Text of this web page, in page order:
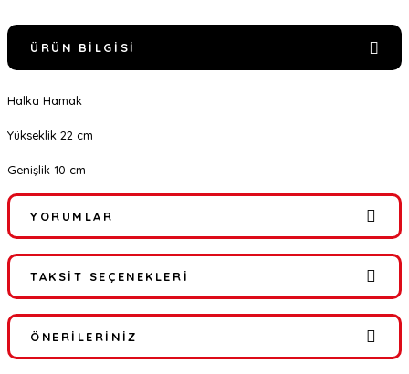
ÜRÜN BILGISI
Halka Hamak
Yükseklik 22 cm
Genişlik 10 cm
YORUMLAR
Bu ürüne ilk yorumu siz yapın!
TAKSIT SEÇENEKLERI
ÖNERILERINIZ